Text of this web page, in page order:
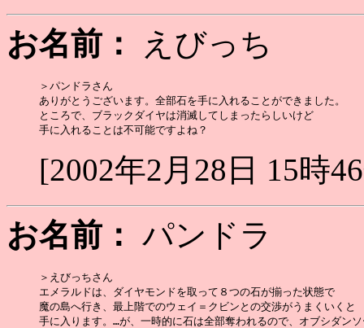
お名前：
えびっち
＞パンドラさん
ありがとうございます。全部石を手に入れることができました。
ところで、ブラックダイヤは消滅してしまったらしいけど
[2002年2月28日 15時
お名前： パンドラ
＞えびっちさん
エメラルドは、ダイヤモンドを取って８つの石が揃った状態で
魔の島へ行き、最上階でのウェイ＝クビンとの交渉がうまくいくと
手に入ります。…が、一時的に石は全部奪われるので、オブシダン